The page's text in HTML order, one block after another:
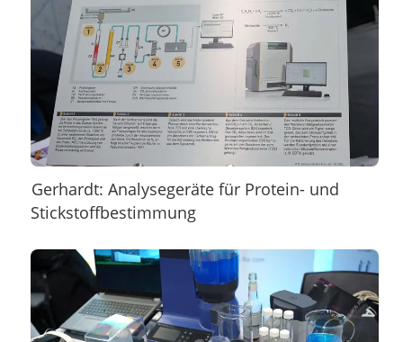
Gerhardt: Analysegeräte für Protein- und
Stickstoffbestimmung